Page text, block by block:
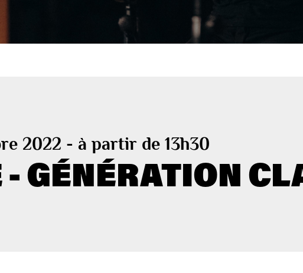
2022 - à partir de 13h30
GÉNÉRATION